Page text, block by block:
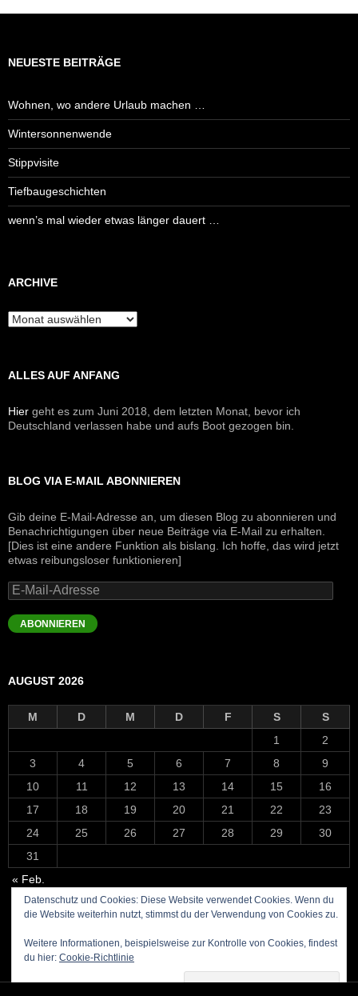
NEUESTE BEITRÄGE
Wohnen, wo andere Urlaub machen …
Wintersonnenwende
Stippvisite
Tiefbaugeschichten
wenn’s mal wieder etwas länger dauert …
ARCHIVE
Archive
ALLES AUF ANFANG
Hier geht es zum Juni 2018, dem letzten Monat, bevor ich
Deutschland verlassen habe und aufs Boot gezogen bin.
BLOG VIA E-MAIL ABONNIEREN
Gib deine E-Mail-Adresse an, um diesen Blog zu abonnieren und
Benachrichtigungen über neue Beiträge via E-Mail zu erhalten.
[Dies ist eine andere Funktion als bislang. Ich hoffe, das wird jetzt
etwas reibungsloser funktionieren]
E-
Mail-
Adresse
ABONNIEREN
AUGUST 2026
M D M D F S
S
1
2
3
4 5 6 7 8
9
10
11 12 13 14 15
16
17
18 19 20 21 22
23
24
25 26 27 28 29
30
31
« Feb.
Datenschutz und Cookies: Diese Website verwendet Cookies. Wenn du
die Website weiterhin nutzt, stimmst du der Verwendung von Cookies zu.
Weitere Informationen, beispielsweise zur Kontrolle von Cookies, findest
du hier: Cookie-Richtlinie